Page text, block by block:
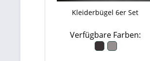
Kleiderbügel 6er Set
Verfügbare Farben: